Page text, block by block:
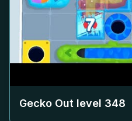
Gecko Out level 348